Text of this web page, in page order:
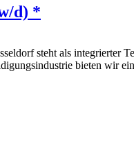
d) *
steht als integrierter
bieten wir